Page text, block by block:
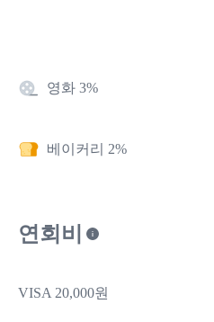
영화 3%
베이커리 2%
연회비
VISA 20,000원